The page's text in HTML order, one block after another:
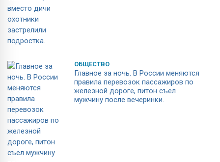
ОБЩЕСТВО
Главное за ночь. В России меняются
правила перевозок пассажиров по
железной дороге, питон съел
мужчину после вечеринки.